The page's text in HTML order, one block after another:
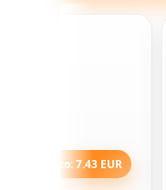
Prezzo: 7.43 EUR